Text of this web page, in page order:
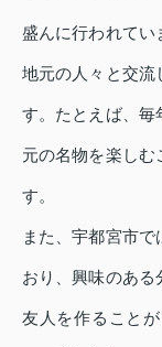
盛んに行われてい
地元の人々と交流
す。たとえば、毎
元の名物を楽しむ
す。
また、宇都宮市
おり、興味のある
友人を作ること